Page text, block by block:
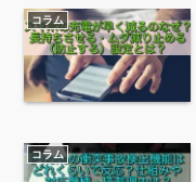
コラム
コラム